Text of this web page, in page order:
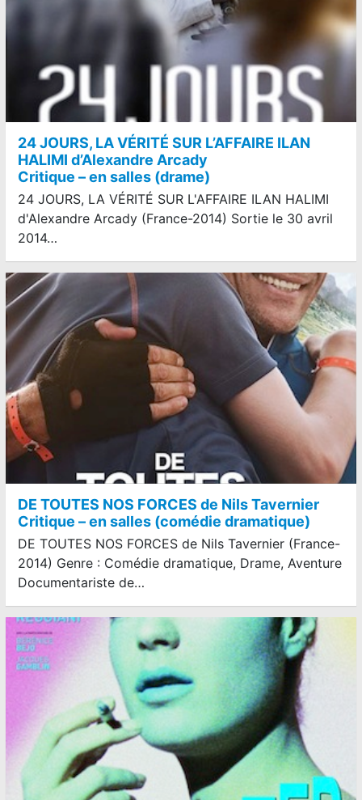
24 JOURS, LA VÉRITÉ SUR L’AFFAIRE ILAN
HALIMI d’Alexandre Arcady
Critique – en salles (drame)
24 JOURS, LA VÉRITÉ SUR L'AFFAIRE ILAN HALIMI
d'Alexandre Arcady (France-2014) Sortie le 30 avril
2014…
DE TOUTES NOS FORCES de Nils Tavernier
Critique – en salles (comédie dramatique)
DE TOUTES NOS FORCES de Nils Tavernier (France-
2014) Genre : Comédie dramatique, Drame, Aventure
Documentariste de…